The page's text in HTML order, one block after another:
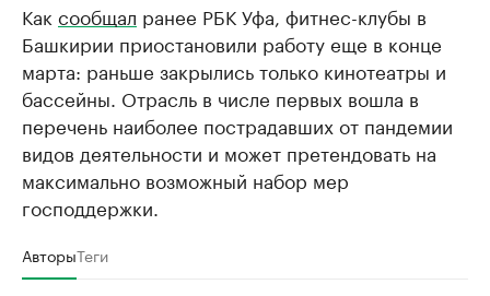
Как сообщал ранее РБК Уфа, фитнес-клубы в
Башкирии приостановили работу еще в конце
марта: раньше закрылись только кинотеатры и
бассейны. Отрасль в числе первых вошла в
перечень наиболее пострадавших от пандемии
видов деятельности и может претендовать на
максимально возможный набор мер
господдержки.
АвторыТеги